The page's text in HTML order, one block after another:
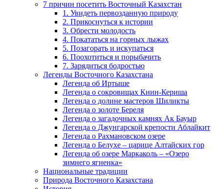
7 причин посетить Восточный Казахстан
1. Увидеть первозданную природу
2. Прикоснуться к истории
3. Обрести молодость
4. Покататься на горных лыжах
5. Позагорать и искупаться
6. Поохотиться и порыбачить
7. Зарядиться бодростью
Легенды Восточного Казахстана
Легенда об Иртыше
Легенда о сокровищах Киин-Кериша
Легенда о долине мастеров Шиликты
Легенда о золоте Береля
Легенда о загадочных камнях Ак Бауыр
Легенда о Джунгарской крепости Аблайкит
Легенда о Рахмановском озере
Легенда о Белухе – царице Алтайских гор
Легенда об озере Маркаколь – «Озеро
зимнего ягненка»
Национальные традиции
Природа Восточного Казахстана